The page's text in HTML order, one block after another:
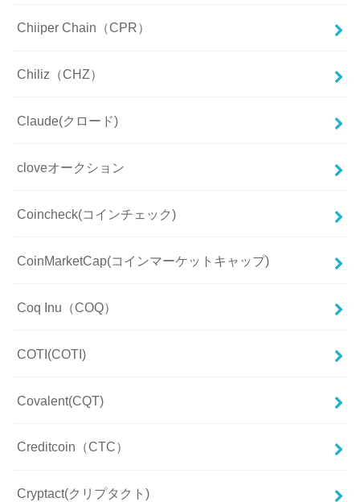
Chiiper Chain（CPR）
Chiliz（CHZ）
Claude(クロード)
cloveオークション
Coincheck(コインチェック)
CoinMarketCap(コインマーケットキャップ)
Coq Inu（COQ）
COTI(COTI)
Covalent(CQT)
Creditcoin（CTC）
Cryptact(クリプタクト)